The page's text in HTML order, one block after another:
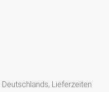
Lieferzeiten